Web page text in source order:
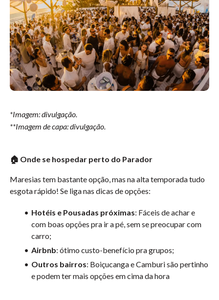
*Imagem: divulgação.
**Imagem de capa: divulgação.
🏠 Onde se hospedar perto do Parador
Maresias tem bastante opção, mas na alta temporada tudo
esgota rápido! Se liga nas dicas de opções:
Hotéis e Pousadas próximas: Fáceis de achar e
com boas opções pra ir a pé, sem se preocupar com
carro;
Airbnb: ótimo custo-benefício pra grupos;
Outros bairros: Boiçucanga e Camburi são pertinho
e podem ter mais opções em cima da hora